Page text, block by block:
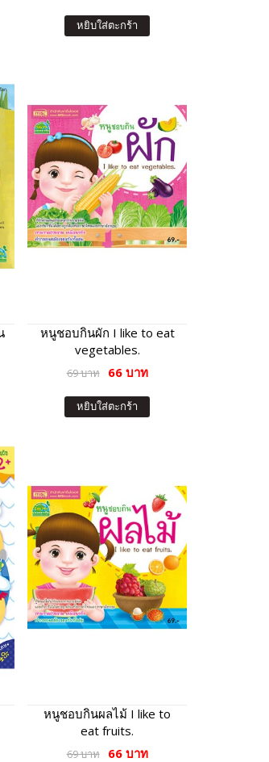
หยิบใส่ตะกร้า
หนูชอบกินผัก I like to eat
vegetables.
69 บาท 66 บาท
หยิบใส่ตะกร้า
หนูชอบกินผลไม้ I like to
eat fruits.
69 บาท 66 บาท